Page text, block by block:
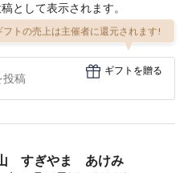
として表示されます。
フトの売上は主催者に還元されます!
ギフトを贈る
すぎやま あけみ